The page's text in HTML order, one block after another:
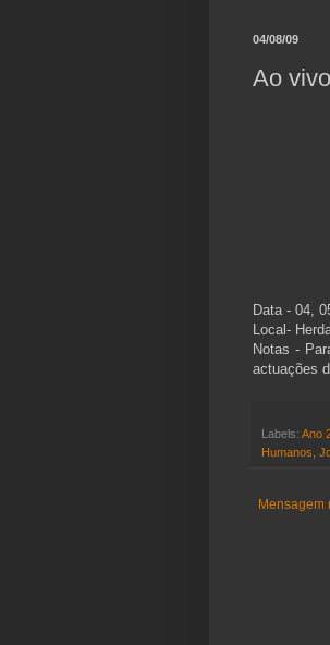
04/08/09
Ao
Data - 04,
Local-
Notas -
actuações
Labels: Ano
Humanos
Mensagem